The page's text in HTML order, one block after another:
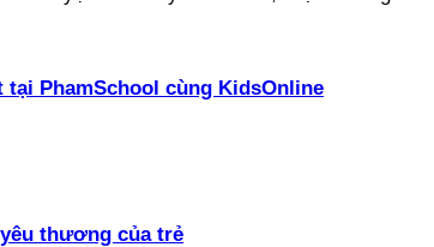
PhamSchool cùng KidsOnline
thương của trẻ